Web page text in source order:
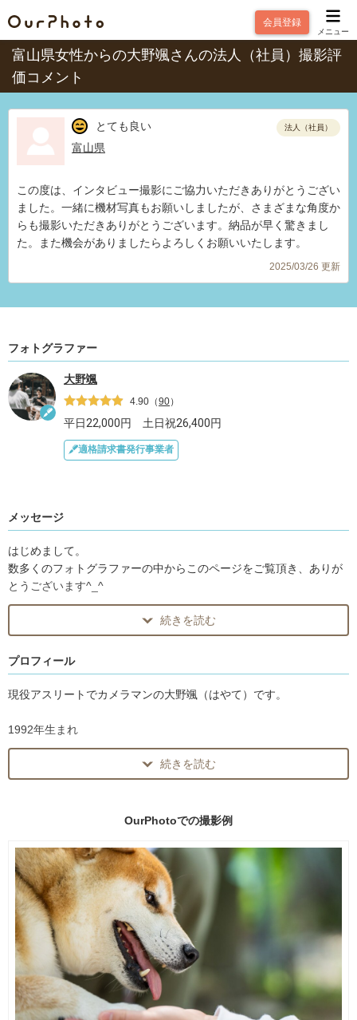
会員登録
メニュー
富山県女性からの大野颯さんの法人（社員）撮影評
価コメント
とても良い
富山県
法人（社員）
この度は、インタビュー撮影にご協力いただきありがとうござい
ました。一緒に機材写真もお願いしましたが、さまざまな角度か
らも撮影いただきありがとうございます。納品が早く驚きまし
た。また機会がありましたらよろしくお願いいたします。
2025/03/26 更新
フォトグラファー
大野颯
4.90 （90）
平日22,000円 土日祝26,400円
適格請求書発行事業者
メッセージ
はじめまして。
数多くのフォトグラファーの中からこのページをご覧頂き、ありが
とうございます^_^
現役アスリート×カメラマンの大野 颯(はやて)です！
自身がアスリートであることからスポーツやイベント等の写真を得
意としています。
それ以外にも、プロフィール写真等も承ってます。
僕の大事な想いがあります。
毎日が素晴らしい。素敵な毎日を写真に！
ご希望の撮影、ご依頼・ご連絡お待ちしておりますので、まずはご
相談ください！
例）
スポーツ写真
イベント写真
ライブ写真
プロフィール・宣材写真
カップル・友達写真
インタビュー・コスプレ・・・
続きを読む
プロフィール
現役アスリートでカメラマンの大野颯（はやて）です。
1992年生まれ
富山県下新川郡入善町出身。
学生のころからランニングを始め、社会人になりマラソンに挑戦。
その時に撮ってもらったゴールシーンの写真に感動し、カメラにハ
会社員をしながら、カメラの勉強と仕事をもらうようになり、今に
至ります。
企業様の案件から個人の方まで幅広く撮影をしております！
プロフィール撮影とスポーツ撮影が得意です。
以下の悩みある方、すぐにご相談ください！
続きを読む
OurPhotoでの撮影例